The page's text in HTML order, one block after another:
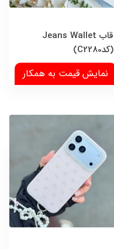
قاب Jeans Wallet
(کدC2280)
نمایش قیمت به همکار